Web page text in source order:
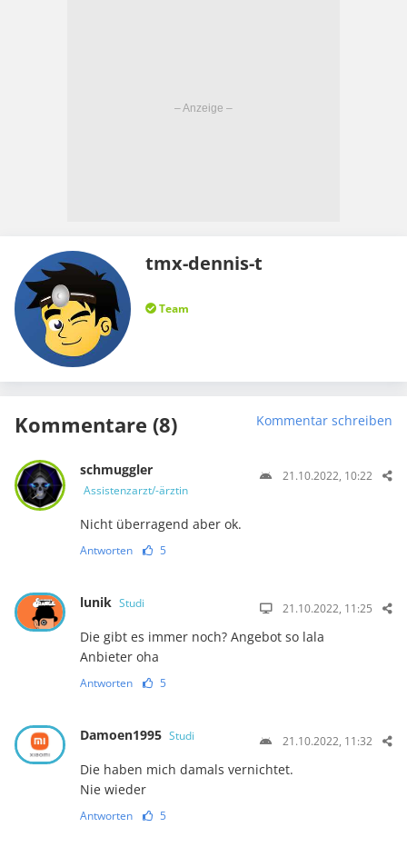
tmx-dennis-t
Team
Kommentare (8) Kommentar schreiben
schmuggler
Assistenzarzt/-ärztin
21.10.2022, 10:22
Nicht überragend aber ok.
Antworten 5
lunik Studi 21.10.2022, 11:25
Die gibt es immer noch? Angebot so lala
Anbieter oha
Antworten 5
Damoen1995 Studi 21.10.2022, 11:32
Die haben mich damals vernichtet.
Nie wieder
Antworten 5